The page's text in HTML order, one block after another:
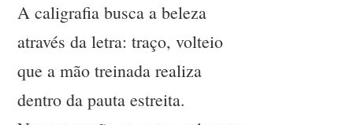
A caligrafia busca a beleza
através da letra: traço, volteio
que a mão treinada realiza
dentro da pauta estreita.